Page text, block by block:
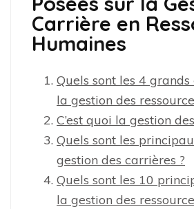
Carrière en
Humaines
Quels sont les 4
la gestion des
C’est quoi la gestion
Quels sont les
gestion des carrières ?
Quels sont les 10
la gestion des